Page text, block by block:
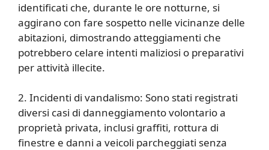
identificati che, durante le ore notturne, si
aggirano con fare sospetto nelle vicinanze delle
abitazioni, dimostrando atteggiamenti che
potrebbero celare intenti maliziosi o preparativi
per attività illecite.
2. Incidenti di vandalismo: Sono stati registrati
diversi casi di danneggiamento volontario a
proprietà privata, inclusi graffiti, rottura di
finestre e danni a veicoli parcheggiati senza